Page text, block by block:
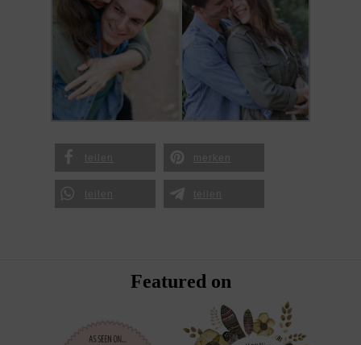
teilen merken
teilen teilen
Featured on